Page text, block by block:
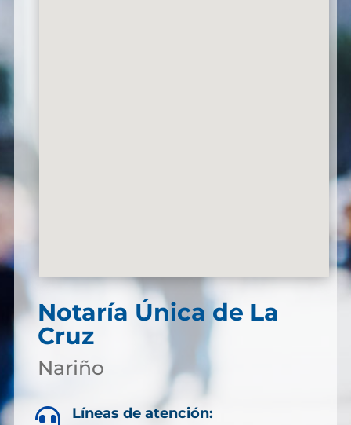
Notaría Única de La
Cruz
Nariño
 Líneas de atención: